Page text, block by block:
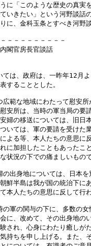
に「このような歴史の真実
いきたい」という河野談話
に、金科玉条とすべき河野
－－－－－－－
閣官房長官談話
は、政府は、一昨年12月
することとした。
範な地域にわたって慰安所
安所は、当時の軍当局の要
婦の移送については、旧日
いては、軍の要請を受けた
よる等、本人たちの意思に
に加担したこともあったこ
状況の下での痛ましいもの
出身地については、日本を
鮮半島は我が国の統治下に
本人たちの意思に反して行
軍の関与の下に、多数の女
に、改めて、その出身地の
され、心身にわたり癒しが
持ちを申し上げる。また、